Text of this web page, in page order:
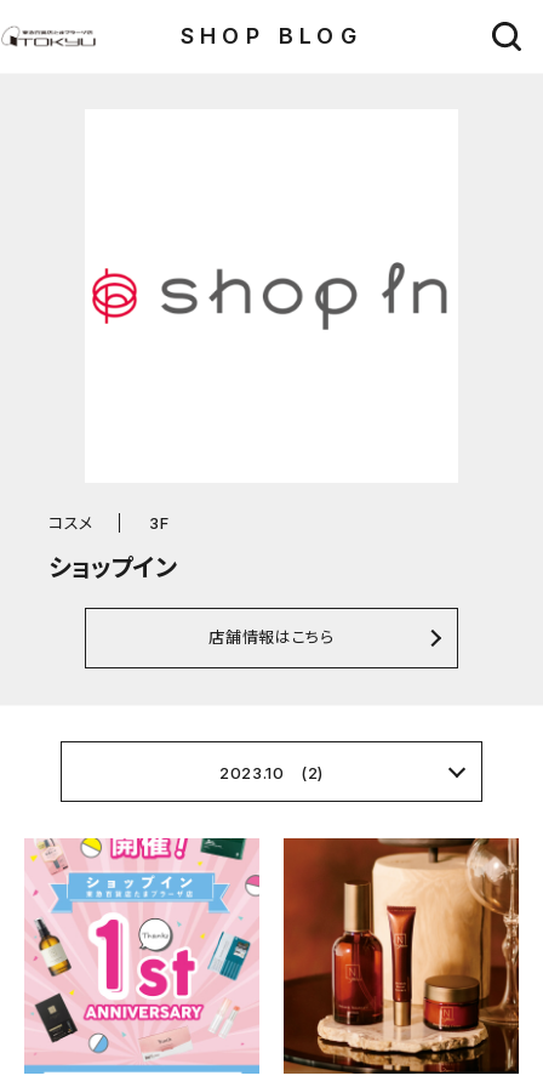
SHOP BLOG
コスメ 3F
ショップイン
店舗情報はこちら
2023.10 (2)